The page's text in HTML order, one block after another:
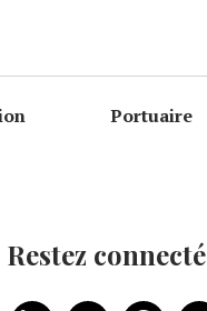
Portuaire
Restez connecté